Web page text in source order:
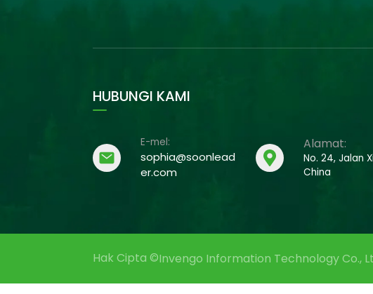
HUBUNGI KAMI
E-mel:
sophia@soonlead
er.com
Alamat:
No. 24, Jalan
China
Hak Cipta ©Invengo Information Technology Co.,